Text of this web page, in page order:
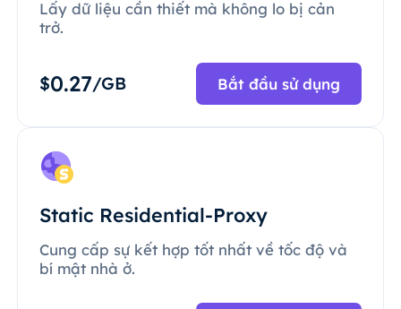
Lấy dữ liệu cần thiết mà không lo bị cản
trở.
$0.27/GB Bắt đầu sử dụng
Static Residential-Proxy
Cung cấp sự kết hợp tốt nhất về tốc độ và
bí mật nhà ở.